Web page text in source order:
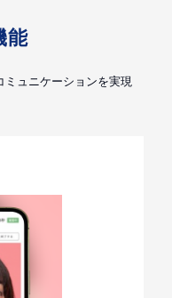
能
ミュニケーションを実現